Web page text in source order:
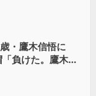
・鷹木信悟に
負けた。鷹木信